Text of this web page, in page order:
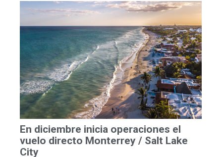
En diciembre inicia operaciones el
vuelo directo Monterrey / Salt Lake
City